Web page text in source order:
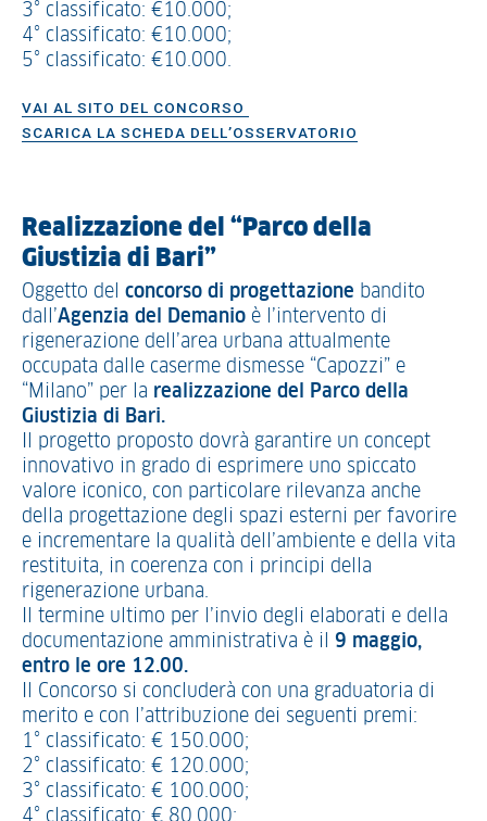
3° classificato: €10.000;
4° classificato: €10.000;
5° classificato: €10.000.
VAI AL SITO DEL CONCORSO
SCARICA LA SCHEDA DELL’OSSERVATORIO
Realizzazione del “Parco della
Giustizia di Bari”
Oggetto del concorso di progettazione bandito
dall’Agenzia del Demanio è l’intervento di
rigenerazione dell’area urbana attualmente
occupata dalle caserme dismesse “Capozzi” e
“Milano” per la realizzazione del Parco della
Giustizia di Bari.
Il progetto proposto dovrà garantire un concept
innovativo in grado di esprimere uno spiccato
valore iconico, con particolare rilevanza anche
della progettazione degli spazi esterni per favorire
e incrementare la qualità dell’ambiente e della vita
restituita, in coerenza con i principi della
rigenerazione urbana.
Il termine ultimo per l’invio degli elaborati e della
documentazione amministrativa è il 9 maggio,
entro le ore 12.00.
Il Concorso si concluderà con una graduatoria di
merito e con l’attribuzione dei seguenti premi:
1° classificato: € 150.000;
2° classificato: € 120.000;
3° classificato: € 100.000;
4° classificato: € 80.000;